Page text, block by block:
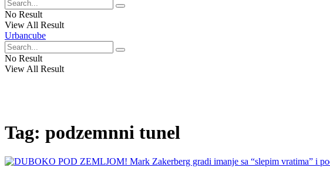
No Result
View All Result
Urbancube
No Result
View All Result
Tag: podzemnni tunel